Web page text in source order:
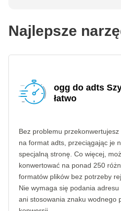
Najlepsze
ogg do adts
łatwo
Bez problemu przekonwertujesz
na format adts, przeciągając je
specjalną stronę. Co więcej,
konwertować na ponad 250
formatów plików bez potrzeby
Nie wymaga się podania adresu
ani stosowania znaku wodnego